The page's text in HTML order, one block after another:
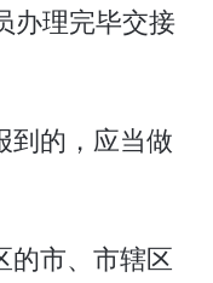
办理完毕交接
的，应当做
的市、市辖区